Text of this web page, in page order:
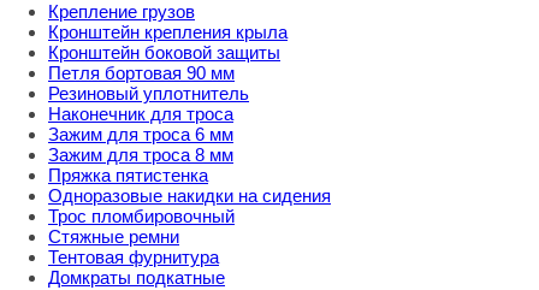
Крепление грузов
Кронштейн крепления крыла
Кронштейн боковой защиты
Петля бортовая 90 мм
Резиновый уплотнитель
Наконечник для троса
Зажим для троса 6 мм
Зажим для троса 8 мм
Пряжка пятистенка
Одноразовые накидки на сидения
Трос пломбировочный
Стяжные ремни
Тентовая фурнитура
Домкраты подкатные